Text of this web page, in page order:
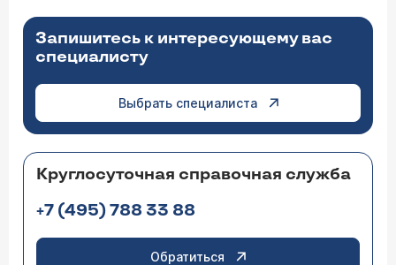
Запишитесь к интересующему вас
специалисту
Выбрать специалиста
Круглосуточная справочная служба
+7 (495) 788 33 88
Обратиться